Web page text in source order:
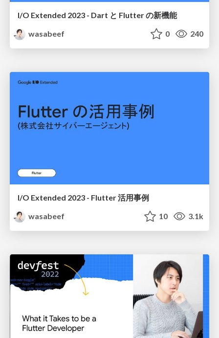
I/O Extended 2023 - Dart と Flutter の新機能
wasabeef
0 240
I/O Extended 2023 - Flutter 活用事例
wasabeef
10 3.1k